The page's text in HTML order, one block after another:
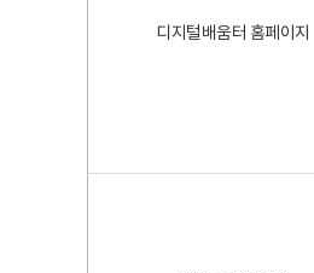
디지털배움터 홈페이지